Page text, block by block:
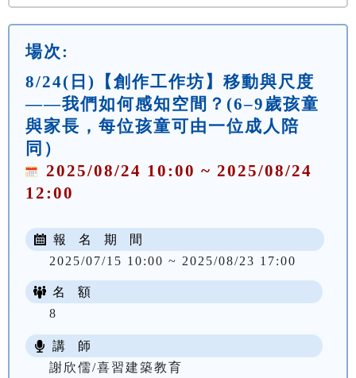
場次:
8/24(日)【創作工作坊】移動與尺度
——我們如何感知空間？(6–9歲孩童
與家長，每位孩童可由一位成人陪
同）
2025/08/24 10:00 ~ 2025/08/24
12:00
報 名 期 間
2025/07/15 10:00 ~ 2025/08/23 17:00
名 額
8
講 師
謝欣儒/喜習建築教育